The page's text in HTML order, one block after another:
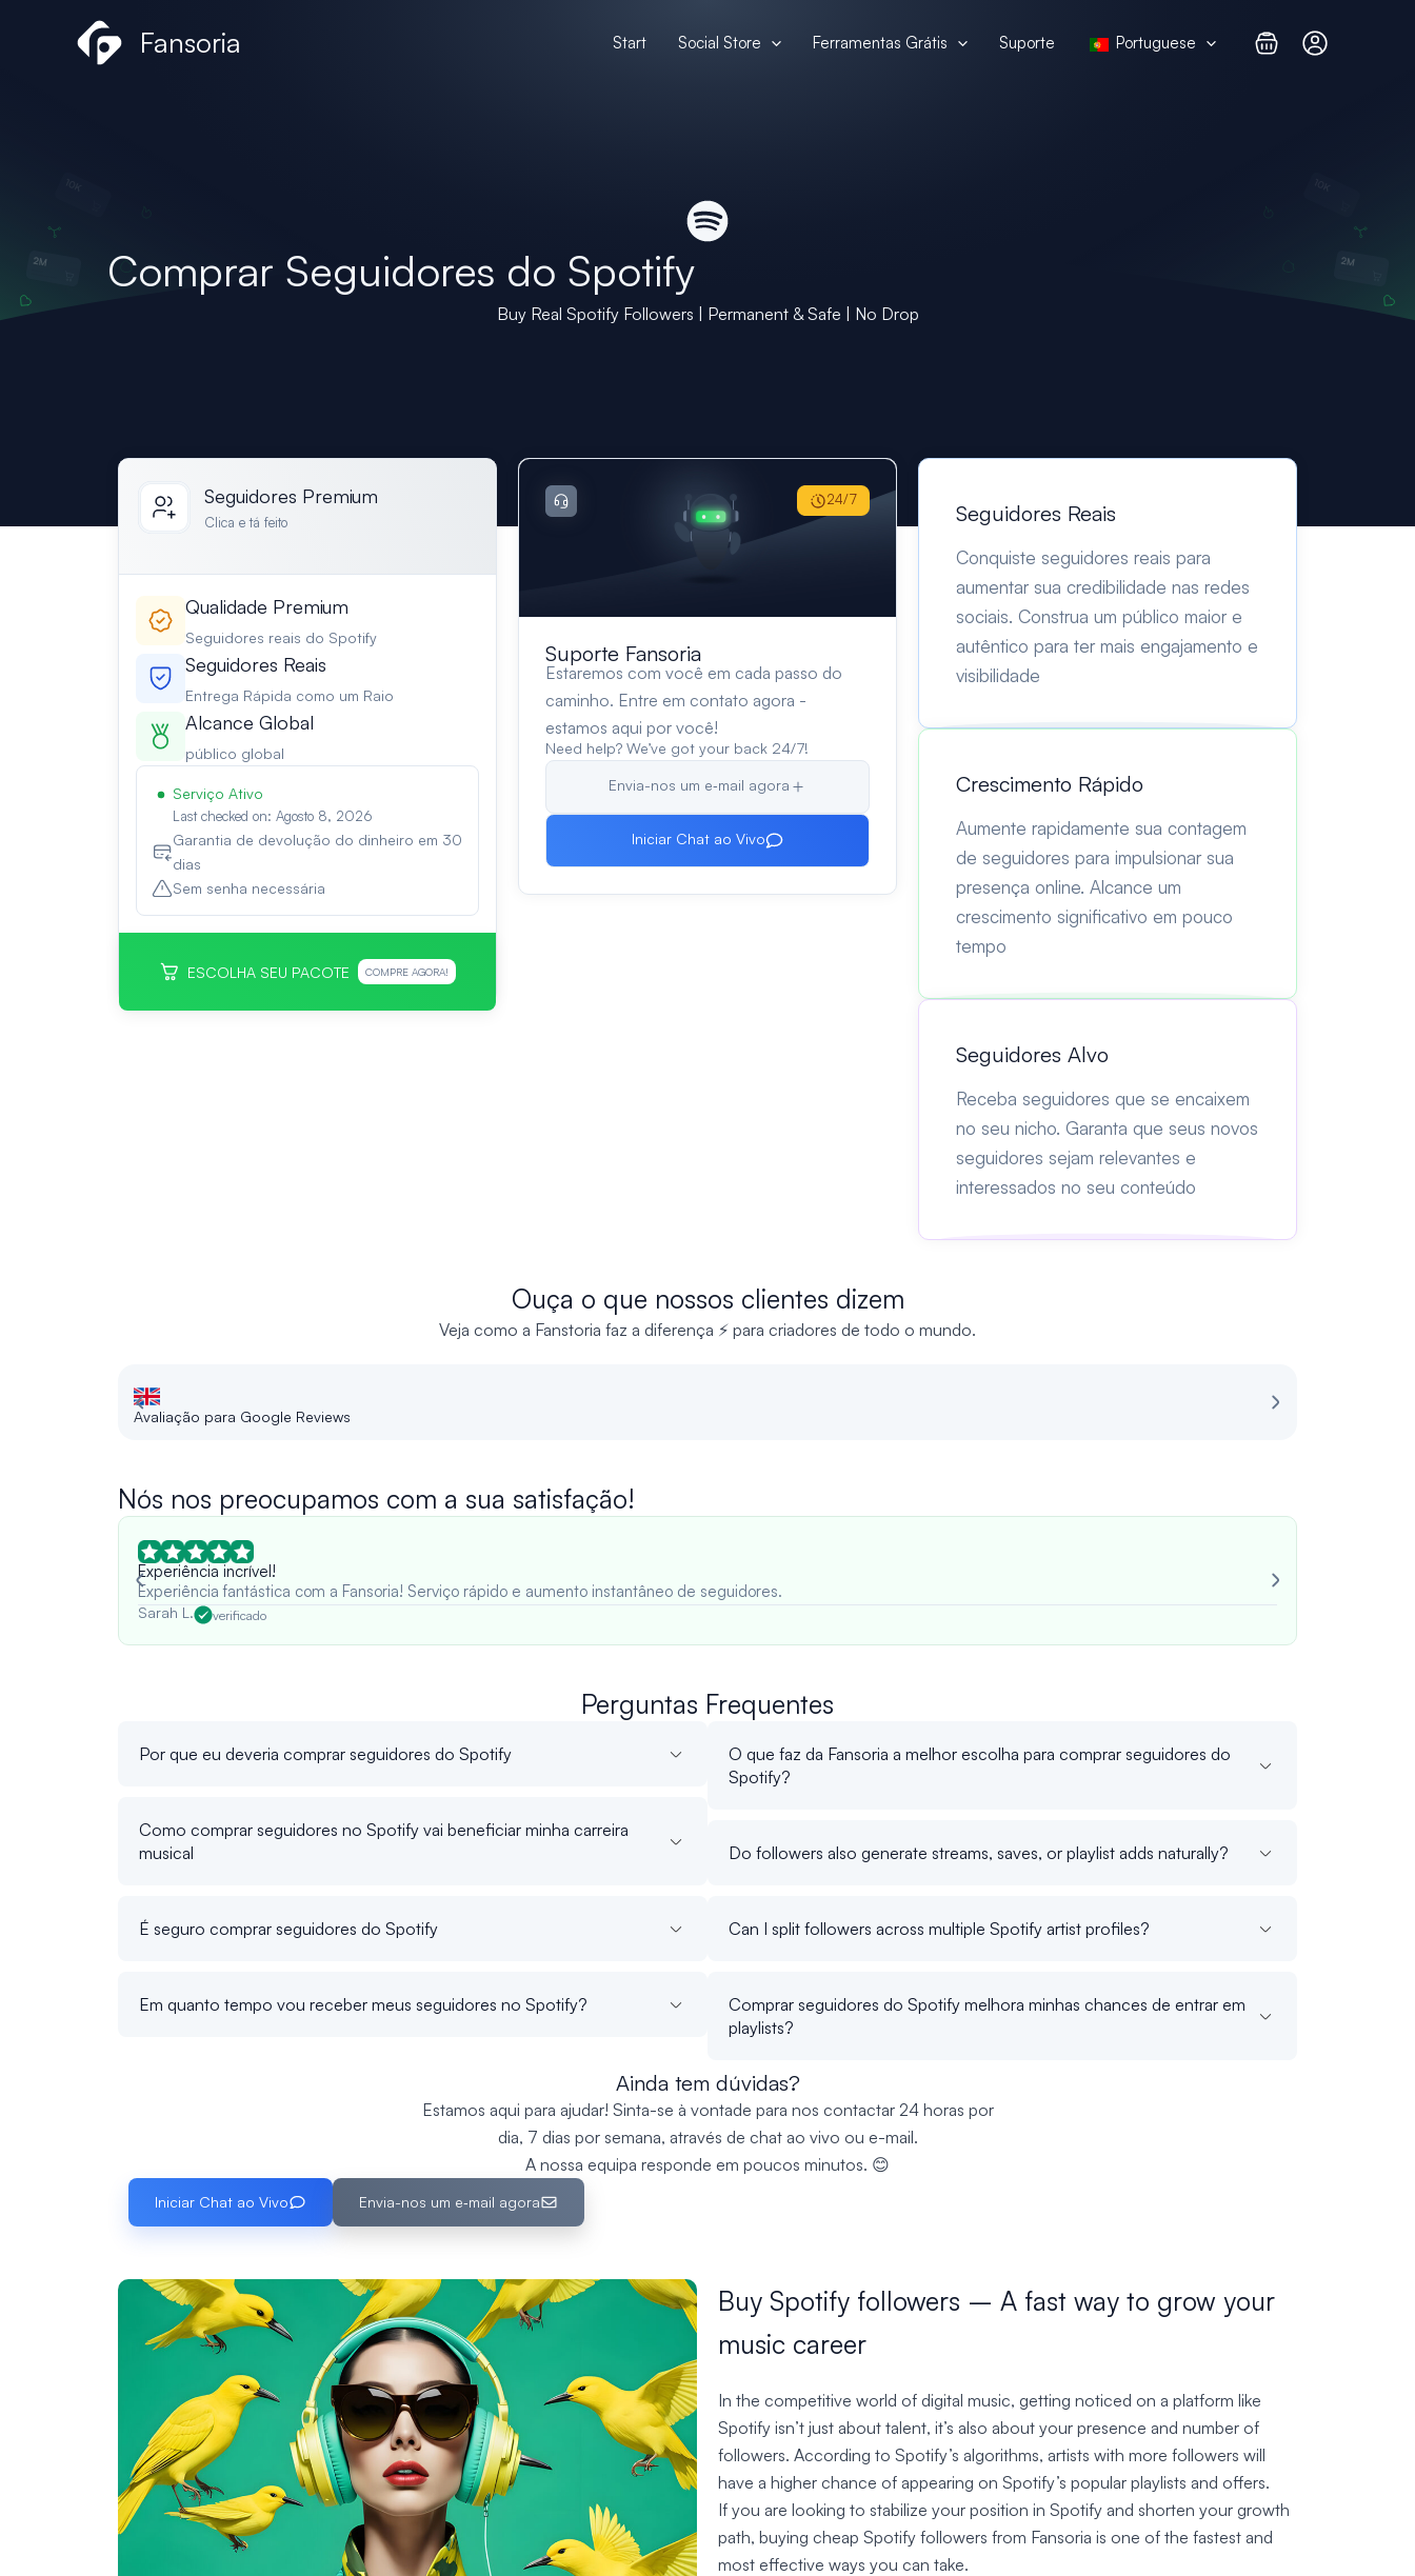
Fansoria Start Social Store Ferramentas Grátis Suporte Portuguese
Comprar Seguidores do Spotify
Buy Real Spotify Followers | Permanent & Safe | No Drop
Seguidores Premium
Clica e tá feito
Qualidade Premium
Seguidores reais do Spotify
Seguidores Reais
Entrega Rápida como um Raio
Alcance Global
público global
Serviço Ativo
Last checked on: Agosto 8, 2026
Garantia de devolução do dinheiro em 30
dias
Sem senha necessária
ESCOLHA SEU PACOTE COMPRE AGORA!
Suporte Fansoria
Estaremos com você em cada passo do
caminho. Entre em contato agora -
estamos aqui por você!
Need help? We’ve got your back 24/7!
Envia-nos um e‑mail agora
Iniciar Chat ao Vivo
24/7
Seguidores Reais
Conquiste seguidores reais para
aumentar sua credibilidade nas redes
sociais. Construa um público maior e
autêntico para ter mais engajamento e
visibilidade
Crescimento Rápido
Aumente rapidamente sua contagem
de seguidores para impulsionar sua
presença online. Alcance um
crescimento significativo em pouco
tempo
Seguidores Alvo
Receba seguidores que se encaixem
no seu nicho. Garanta que seus novos
seguidores sejam relevantes e
interessados no seu conteúdo
Ouça o que nossos clientes dizem
Veja como a Fanstoria faz a diferença ⚡ para criadores de todo o mundo.
Avaliação para Google Reviews
Nós nos preocupamos com a sua satisfação!
Experiência incrível!
Experiência fantástica com a Fansoria! Serviço rápido e aumento instantâneo de seguidores.
Sarah L. verificado
Perguntas Frequentes
Por que eu deveria comprar seguidores do Spotify
Como comprar seguidores no Spotify vai beneficiar minha carreira
musical
É seguro comprar seguidores do Spotify
Em quanto tempo vou receber meus seguidores no Spotify?
O que faz da Fansoria a melhor escolha para comprar seguidores do
Spotify?
Do followers also generate streams, saves, or playlist adds naturally?
Can I split followers across multiple Spotify artist profiles?
Comprar seguidores do Spotify melhora minhas chances de entrar em
playlists?
Ainda tem dúvidas?
Estamos aqui para ajudar! Sinta-se à vontade para nos contactar 24 horas por
dia, 7 dias por semana, através de chat ao vivo ou e-mail.
A nossa equipa responde em poucos minutos. 😊
Iniciar Chat ao Vivo Envia-nos um e‑mail agora
Buy Spotify followers – A fast way to grow your
music career
In the competitive world of digital music, getting noticed on a platform like
Spotify isn’t just about talent, it’s also about your presence and number of
followers. According to Spotify’s algorithms, artists with more followers will
have a higher chance of appearing on Spotify’s popular playlists and offers.
If you are looking to stabilize your position in Spotify and shorten your growth
path, buying cheap Spotify followers from Fansoria is one of the fastest and
most effective ways you can take.